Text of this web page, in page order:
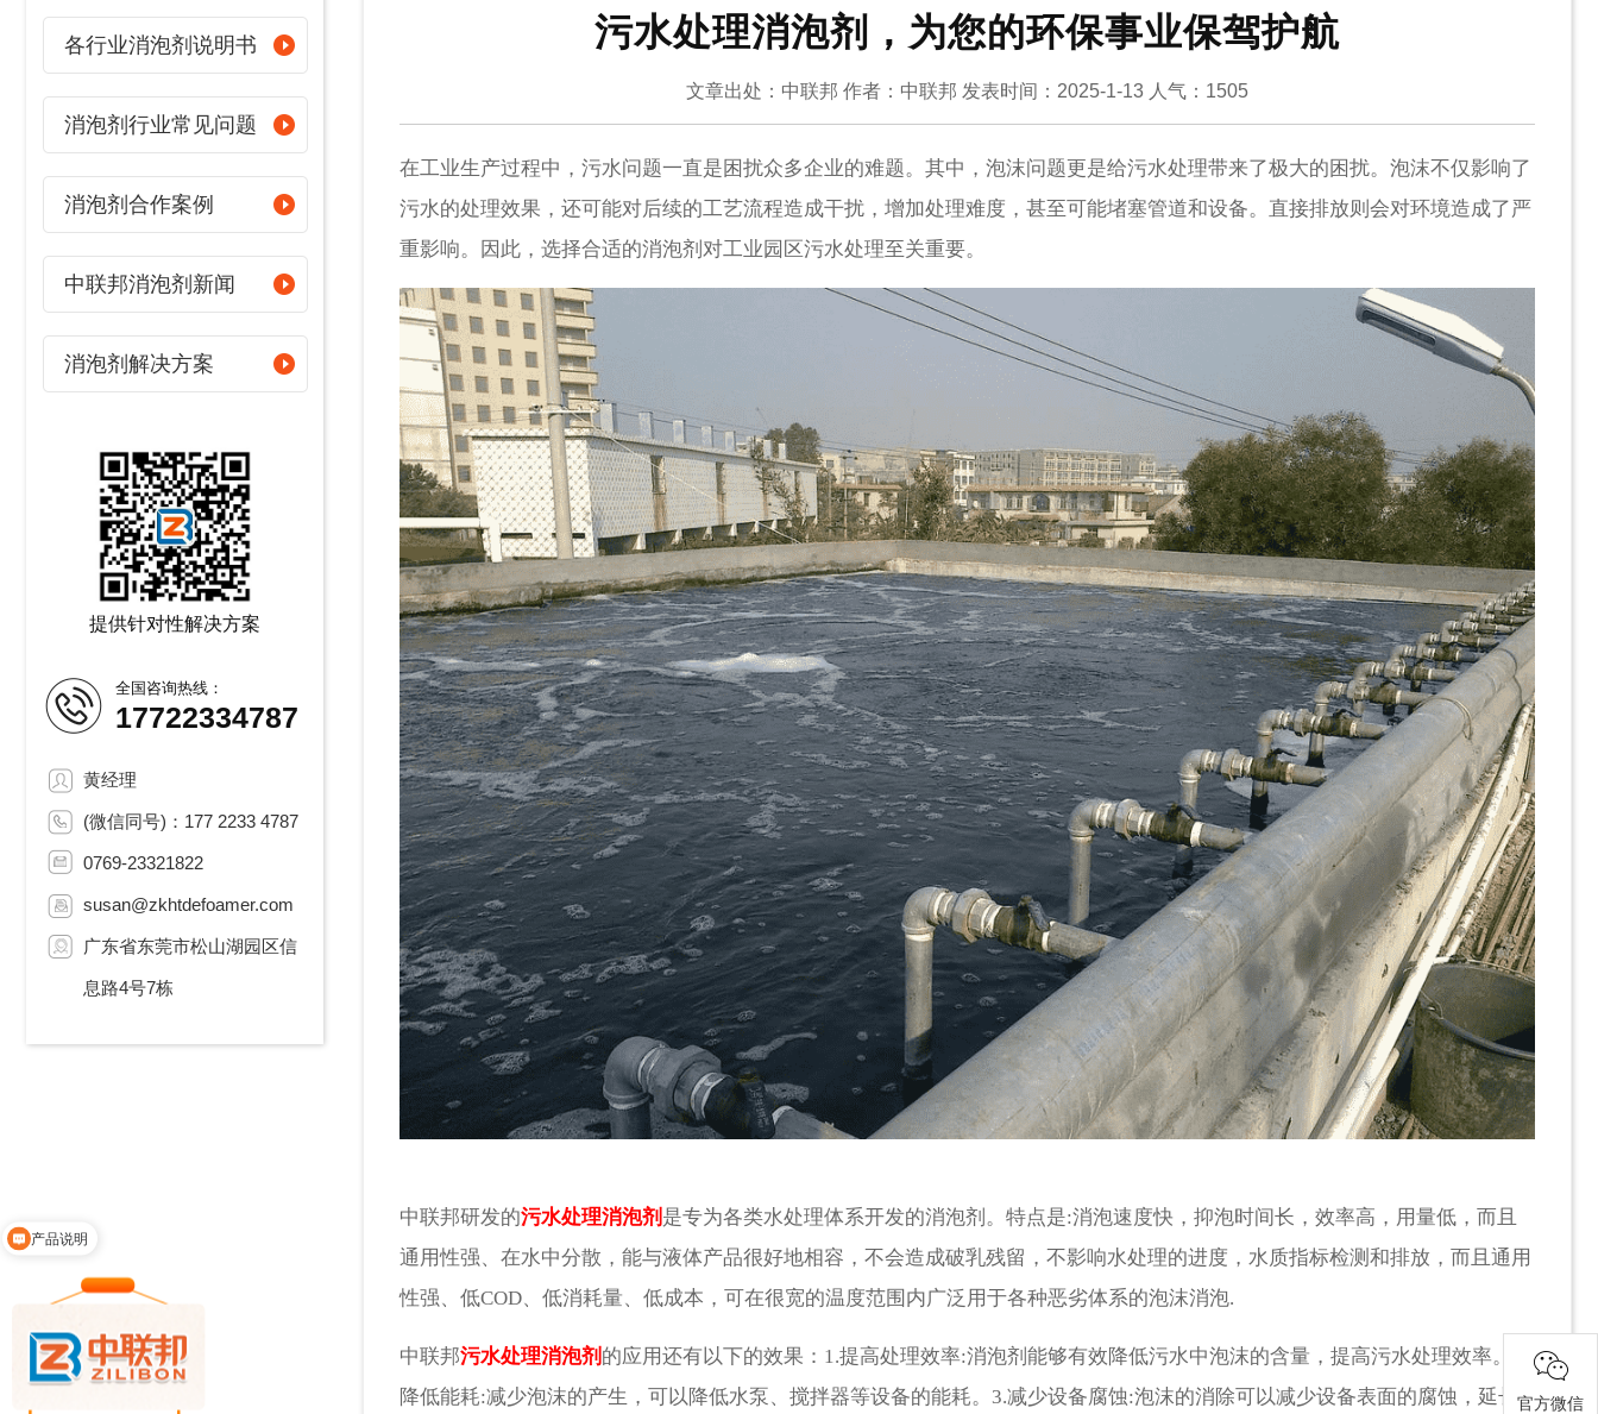
各行业消泡剂说明书
消泡剂行业常见问题
消泡剂合作案例
中联邦消泡剂新闻
消泡剂解决方案
提供针对性解决方案
全国咨询热线：
17722334787
黄经理
(微信同号)：177 2233 4787
0769-23321822
susan@zkhtdefoamer.com
广东省东莞市松山湖园区信
息路4号7栋
污水处理消泡剂，为您的环保事业保驾护航
文章出处：中联邦 作者：中联邦 发表时间：2025-1-13 人气： 1505
在工业生产过程中，污水问题一直是困扰众多企业的难题。其中，泡沫问题更是给污水处理带来了极大的困扰。泡沫不仅影响了
污水的处理效果，还可能对后续的工艺流程造成干扰，增加处理难度，甚至可能堵塞管道和设备。直接排放则会对环境造成了严
重影响。因此，选择合适的消泡剂对工业园区污水处理至关重要。
中联邦研发的污水处理消泡剂 是专为各类水处理体系开发的消泡剂。特点是:消泡速度快，抑泡时间长，效率高，用量低，而且
通用性强、在水中分散，能与液体产品很好地相容，不会造成破乳残留，不影响水处理的进度，水质指标检测和排放，而且通用
性强、低COD、低消耗量、低成本，可在很宽的温度范围内广泛用于各种恶劣体系的泡沫消泡.
中联邦污水处理消泡剂 的应用还有以下的效果：1.提高处理效率:消泡剂能够有效降低污水中泡沫的含量，提高污水处理效率。2.
降低能耗:减少泡沫的产生，可以降低水泵、搅拌器等设备的能耗。3.减少设备腐蚀:泡沫的消除可以减少设备表面的腐蚀，延长官方微信
领取免费样品